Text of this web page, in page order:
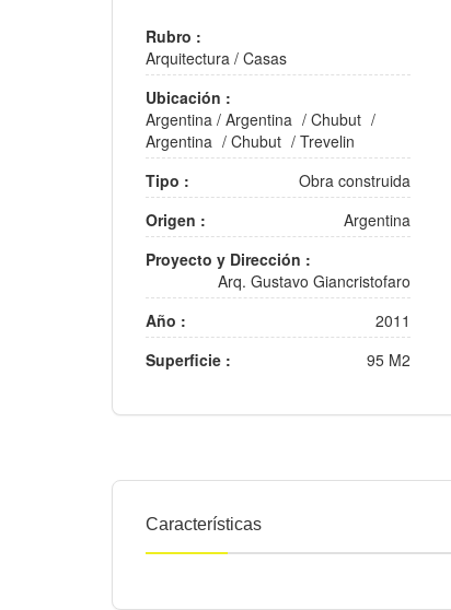
Rubro :
Arquitectura / Casas
Ubicación :
Argentina / Argentina / Chubut /
Argentina / Chubut / Trevelin
Tipo :
Obra construida
Origen :
Argentina
Proyecto y Dirección :
Arq. Gustavo Giancristofaro
Año :
2011
Superficie :
95 M2
Características